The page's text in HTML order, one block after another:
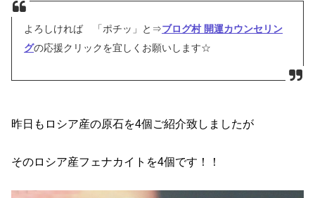
よろしければ 「ポチッ」と⇒ブログ村 開運カウンセリン
グの応援クリックを宜しくお願いします☆
昨日もロシア産の原石を4個ご紹介致しましたが
そのロシア産フェナカイトを4個です！！